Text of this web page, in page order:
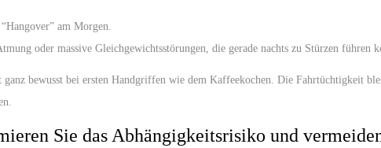
am Morgen.
oder massive Gleichgewichtsstörungen, die gerade nachts zu Stürzen führen
bewusst bei ersten Handgriffen wie dem Kaffeekochen. Die Fahrtüchtigkeit
Sie das Abhängigkeitsrisiko und